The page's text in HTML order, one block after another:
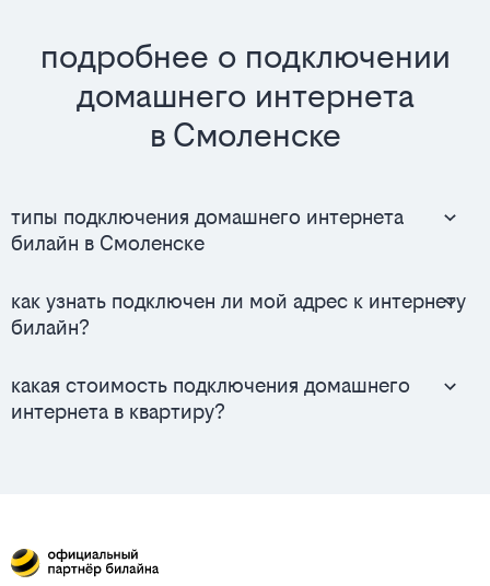
подробнее о подключении
домашнего интернета
в Смоленске
типы подключения домашнего интернета
билайн в Смоленске
как узнать подключен ли мой адрес к интернету
билайн?
какая стоимость подключения домашнего
интернета в квартиру?